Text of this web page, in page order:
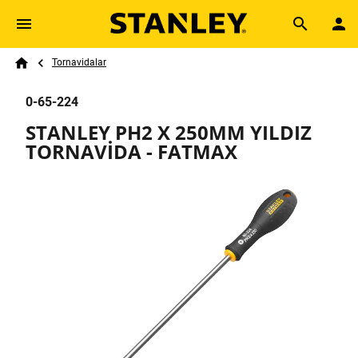
Skip to main content
Search
Breadcrumb
Tornavidalar
0-65-224
STANLEY PH2 X 250MM YILDIZ
TORNAVİDA - FATMAX